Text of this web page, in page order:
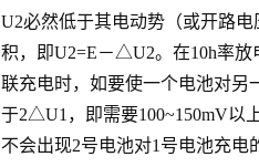
U2必然低于其电动势（或开路
积，即U2=E－△U2。在10h率
联充电时，如要使一个电池对另
于2△U1，即需要100~150mV以
不会出现2号电池对1号电池充电